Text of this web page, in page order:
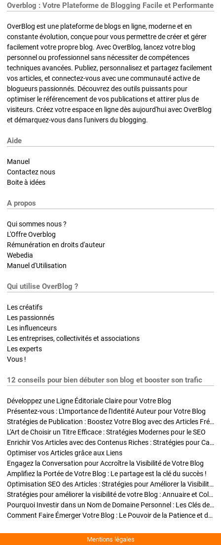
Overblog : Votre Plateforme de Blogging Facile et Performante
OverBlog est une plateforme de blogs en ligne, moderne et en
constante évolution, conçue pour vous permettre de créer et gérer
facilement votre propre blog. Avec OverBlog, lancez votre blog
personnel ou professionnel sans nécessiter de compétences
techniques avancées. Publiez, personnalisez et partagez facilement
vos articles, et connectez-vous avec une communauté active de
blogueurs passionnés. Découvrez des outils puissants pour
optimiser le référencement de vos publications et attirer plus de
visiteurs. Créez votre espace en ligne dès aujourd'hui avec OverBlog
et démarquez-vous dans l'univers du blogging.
Aide
Manuel
Contactez nous
Boite à idées
A propos
Qui sommes nous ?
L'Offre Overblog
Rémunération en droits d'auteur
Webedia
Manuel d'Utilisation
Qui utilise OverBlog ?
Les créatifs
Les passionnés
Les influenceurs
Les entreprises, collectivités et associations
Les experts
Vous !
12 conseils pour bien débuter son blog et booster son trafic
Développez une Ligne Éditoriale Claire pour Votre Blog
Présentez-vous : L'Importance de l'Identité Auteur pour Votre Blog
Stratégies de Publication : Boostez Votre Blog avec des Articles Fréquents et Exclusifs
L'Art de Choisir un Titre Efficace : Stratégies Modernes pour le SEO
Enrichir Vos Articles avec des Contenus Riches : Stratégies pour Captiver et Optimiser
Optimiser vos Articles grâce aux Liens
Engagez la Conversation pour Accroître la Visibilité de Votre Blog
Amplifiez la Portée de Votre Blog : Le partage est la clé du succès !
Optimisation SEO des Articles : Stratégies pour Améliorer la Visibilité de Votre Blog
Stratégies pour améliorer la visibilité de votre Blog : Annuaire et Collaborations
Pourquoi Investir dans un Nom de Domaine Personnel : Les Clés de la Réussite de Votre Blog
Comment Faire Émerger Votre Blog : Le Pouvoir de la Patience et de la Persévérance
Mentions légales